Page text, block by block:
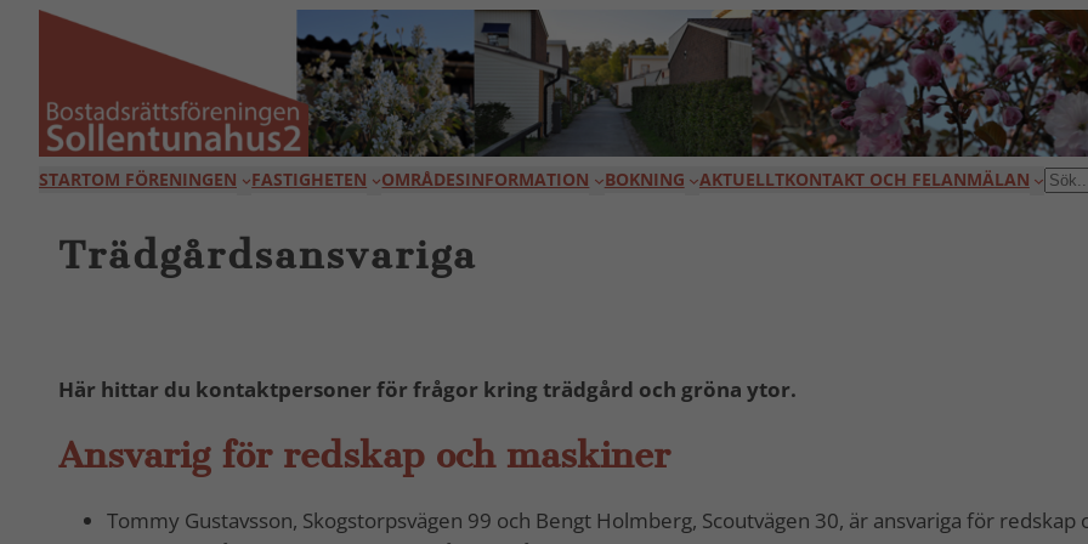
Hoppa
STARTOM FÖRENINGEN FASTIGHETEN OMRÅDESINFORMATION BOKNING AKTUELLTKONTAKT OCH FELANMÄLAN SÖK
Trädgårdsansvariga
Här hittar du kontaktpersoner för frågor kring trädgård och gröna ytor.
Ansvarig för redskap och maskiner
Tommy Gustavsson, Skogstorpsvägen 99 och Bengt Holmberg, Scoutvägen 30, är ansvariga för redskap